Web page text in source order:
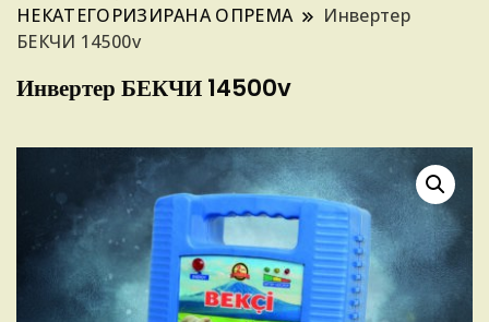
НЕКАТЕГОРИЗИРАНА ОПРЕМА
Инвертер
БЕКЧИ 14500v
Инвертер БЕКЧИ 14500v